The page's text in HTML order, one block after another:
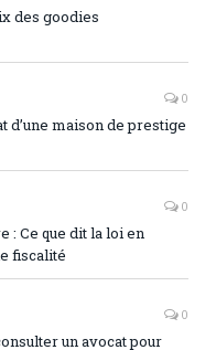
des goodies
0
d’une maison de prestige
0
: Ce que dit la loi en
fiscalité
0
un avocat pour